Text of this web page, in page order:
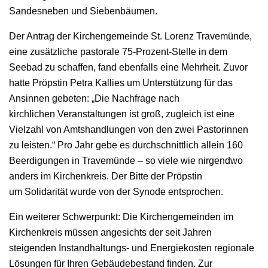
Sandesneben und Siebenbäumen.
Der Antrag der Kirchengemeinde St. Lorenz Travemünde,
eine zusätzliche pastorale 75-Prozent-Stelle in dem
Seebad zu schaffen, fand ebenfalls eine Mehrheit. Zuvor
hatte Pröpstin Petra Kallies um Unterstützung für das
Ansinnen gebeten: „Die Nachfrage nach
kirchlichen Veranstaltungen ist groß, zugleich ist eine
Vielzahl von Amtshandlungen von den zwei Pastorinnen
zu leisten.“ Pro Jahr gebe es durchschnittlich allein 160
Beerdigungen in Travemünde – so viele wie nirgendwo
anders im Kirchenkreis. Der Bitte der Pröpstin
um Solidarität wurde von der Synode entsprochen.
Ein weiterer Schwerpunkt: Die Kirchengemeinden im
Kirchenkreis müssen angesichts der seit Jahren
steigenden Instandhaltungs- und Energiekosten regionale
Lösungen für Ihren Gebäudebestand finden. Zur